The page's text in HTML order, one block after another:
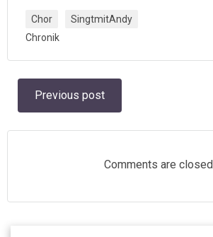
Chor
SingtmitAndy
Chronik
Post
navigation
Previous post
Comments are closed